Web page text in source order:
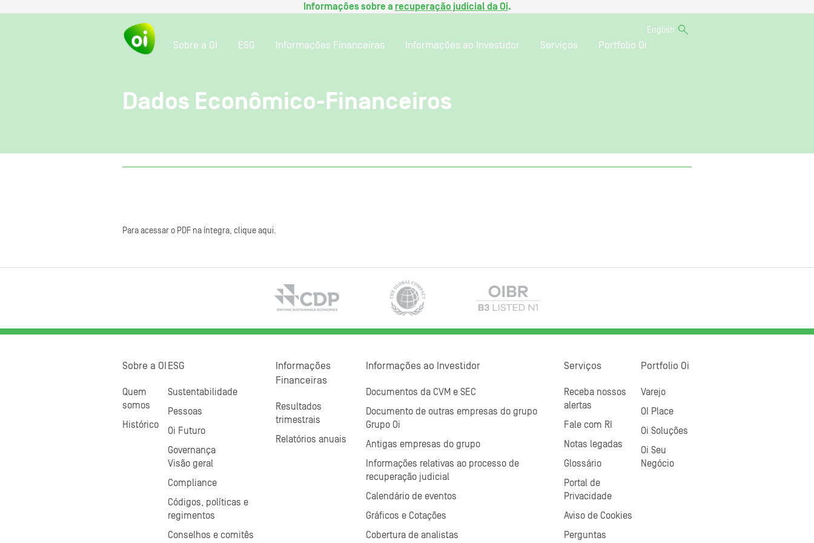
Informações sobre a recuperação judicial da Oi.
English
Sobre a OI ESG Informações Financeiras Informações ao Investidor Serviços Portfolio Oi
Dados Econômico-Financeiros
Para acessar o PDF na íntegra, clique aqui.
Sobre a OI
Quem
somos
Histórico
ESG
Sustentabilidade
Pessoas
Oi Futuro
Governança
Visão geral
Compliance
Códigos, políticas e
regimentos
Conselhos e comitês
Informações
Financeiras
Resultados
trimestrais
Relatórios anuais
Informações ao Investidor
Documentos da CVM e SEC
Documento de outras empresas do grupo
Grupo Oi
Antigas empresas do grupo
Informações relativas ao processo de
recuperação judicial
Calendário de eventos
Gráficos e Cotações
Cobertura de analistas
Serviços
Receba nossos
alertas
Fale com RI
Notas legadas
Glossário
Portal de
Privacidade
Aviso de Cookies
Perguntas
Portfolio Oi
Varejo
OI Place
Oi Soluções
Oi Seu
Negócio